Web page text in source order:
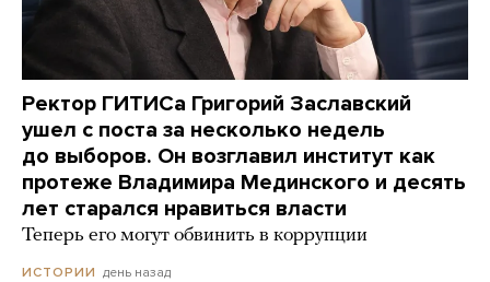
Ректор ГИТИСа Григорий Заславский
ушел с поста за несколько недель
до выборов. Он возглавил институт как
протеже Владимира Мединского и десять
лет старался нравиться власти
Теперь его могут обвинить в коррупции
ИСТОРИИ день назад